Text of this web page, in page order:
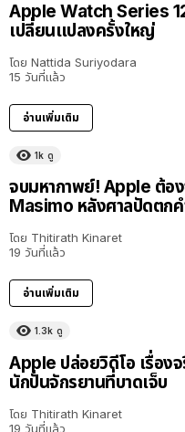
Apple Watch Series
เปลี่ยนแปลงครั้งใหญ่
โดย Nattida Suriyodara
15 วันที่แล้ว
อ่านเพิ่มเติม
1k ดู
จบมหากาพย์! Apple ต้อ
Masimo หลังศาลปัดตก
โดย Thitirath Kinaret
19 วันที่แล้ว
อ่านเพิ่มเติม
1.3k ดู
Apple ปล่อยวิดีโอ เรื่อง
นักปั่นจักรยานที่บาดเจ็บ
โดย Thitirath Kinaret
19 วันที่แล้ว